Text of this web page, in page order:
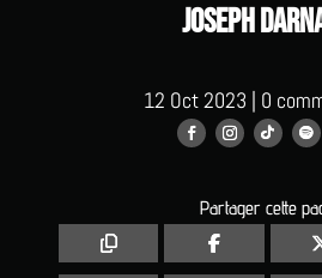
Joseph
12 Oct 2023 | 0
Partager cette